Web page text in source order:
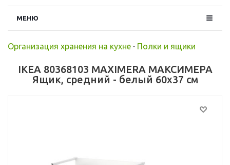
МЕНЮ
Организация хранения на кухне - Полки и ящики
IKEA 80368103 MAXIMERA МАКСИМЕРА
Ящик, средний - белый 60x37 см